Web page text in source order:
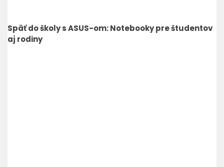
Späť do školy s ASUS-om: Notebooky pre študentov
aj rodiny